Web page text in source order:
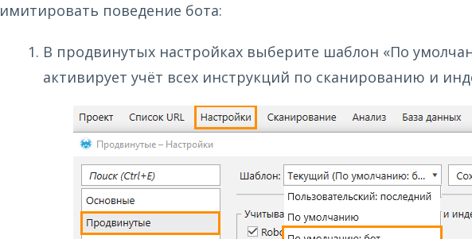
имитировать поведение бота:
В продвинутых настройках выберите шаблон «По
активирует учёт всех инструкций по сканированию и